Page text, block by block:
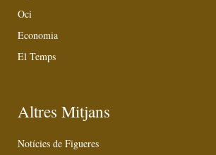
Oci
Economia
El Temps
Altres Mitjans
Notícies de Figueres